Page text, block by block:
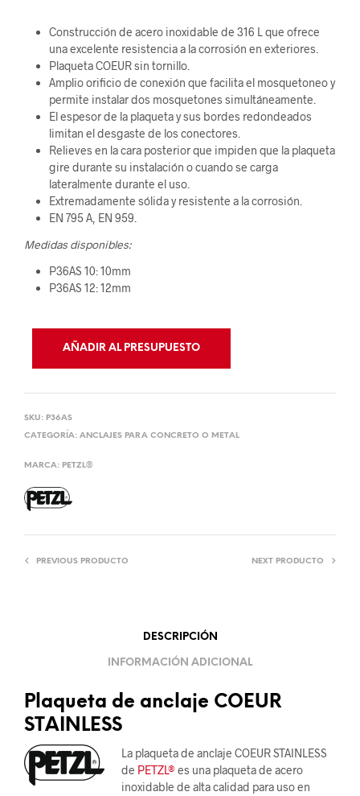
Construcción de acero inoxidable de 316 L que ofrece
una excelente resistencia a la corrosión en exteriores.
Plaqueta COEUR sin tornillo.
Amplio orificio de conexión que facilita el mosquetoneo y
permite instalar dos mosquetones simultáneamente.
El espesor de la plaqueta y sus bordes redondeados
limitan el desgaste de los conectores.
Relieves en la cara posterior que impiden que la plaqueta
gire durante su instalación o cuando se carga
lateralmente durante el uso.
Extremadamente sólida y resistente a la corrosión.
EN 795 A, EN 959.
Medidas disponibles:
P36AS 10: 10mm
P36AS 12: 12mm
AÑADIR AL PRESUPUESTO
SKU: P36AS
CATEGORÍA: ANCLAJES PARA CONCRETO O METAL
MARCA: PETZL®
PREVIOUS PRODUCTO NEXT PRODUCTO
DESCRIPCIÓN
INFORMACIÓN ADICIONAL
Plaqueta de anclaje COEUR
STAINLESS
La plaqueta de anclaje COEUR STAINLESS
de PETZL® es una plaqueta de acero
inoxidable de alta calidad para uso en